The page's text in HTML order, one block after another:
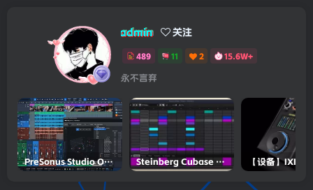
admin 关注
489 11 2 15.6W+
永不言弃
PreSonus Studio One Pro 7 v7.0.0 Incl Keygen-R2R Steinberg Cubase Pro 14 v14.0.5-R2R